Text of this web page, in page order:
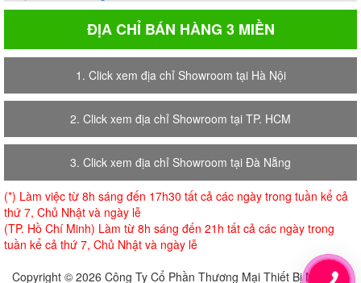
ĐỊA CHỈ BÁN HÀNG 3 MIỀN
1. Click xem địa chỉ Showroom tại Hà Nội
2. Click xem địa chỉ Showroom tại TP. HCM
3. Click xem địa chỉ Showroom tại Đà Nẵng
(*) Làm việc từ 8h sáng đến 17h30 tất cả các ngày trong tuần kể cả
thứ 7, Chủ Nhật và ngày lễ
(TP. Hồ Chí Minh) Làm từ 8h sáng đến 21h tất cả các ngày trong
tuần kể cả thứ 7, Chủ Nhật và ngày lễ
Copyright © 2026 Công Ty Cổ Phần Thương Mại Thiết Bị Nội Thất